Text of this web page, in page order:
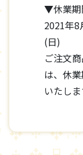
▼休業期
2021年8
(日)
ご注文
は、休
いたしま